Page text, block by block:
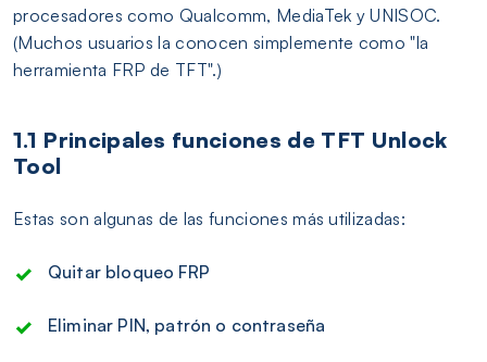
procesadores como Qualcomm, MediaTek y UNISOC.
(Muchos usuarios la conocen simplemente como "la
herramienta FRP de TFT".)
1.1 Principales funciones de TFT Unlock
Tool
Estas son algunas de las funciones más utilizadas:
Quitar bloqueo FRP
Eliminar PIN, patrón o contraseña